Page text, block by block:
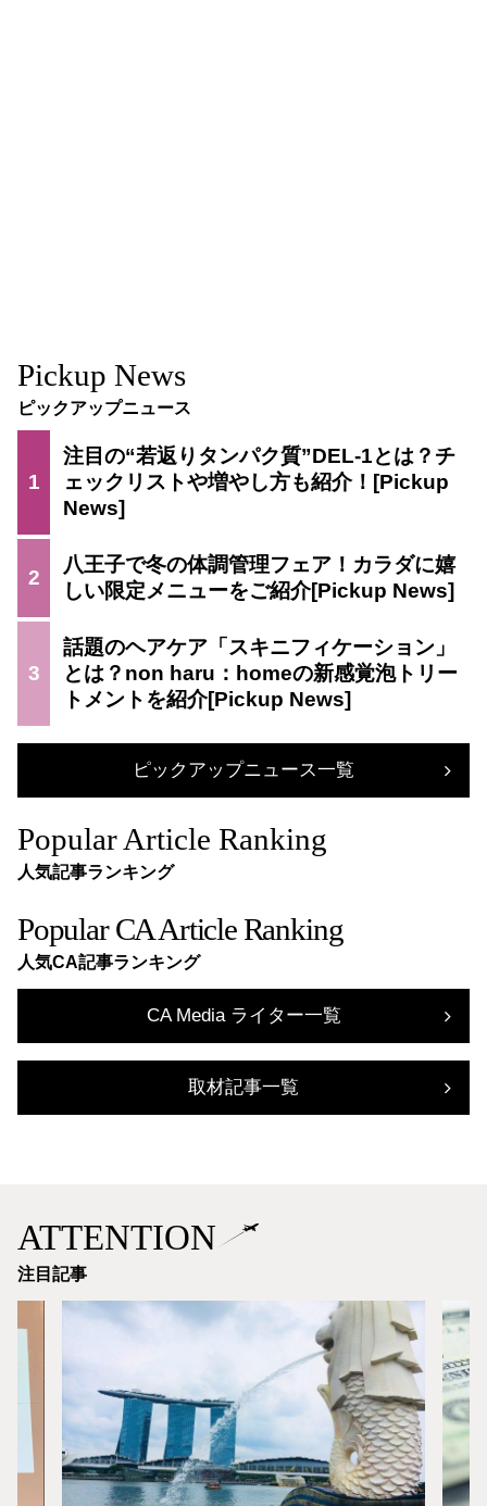
Pickup News
ピックアップニュース
1
注目の“若返りタンパク質”DEL-1とは？チ
ェックリストや増やし方も紹介！
2
八王子で冬の体調管理フェア！カラダに嬉
しい限定メニューをご紹介
3
話題のヘアケア「スキニフィケーション」
とは？non haru：homeの新感覚泡トリー
トメントを紹介
ピックアップニュース一覧
Popular Article Ranking
人気記事ランキング
Popular CA Article Ranking
人気CA記事ランキング
CA Media ライター一覧
取材記事一覧
ATTENTION
注目記事